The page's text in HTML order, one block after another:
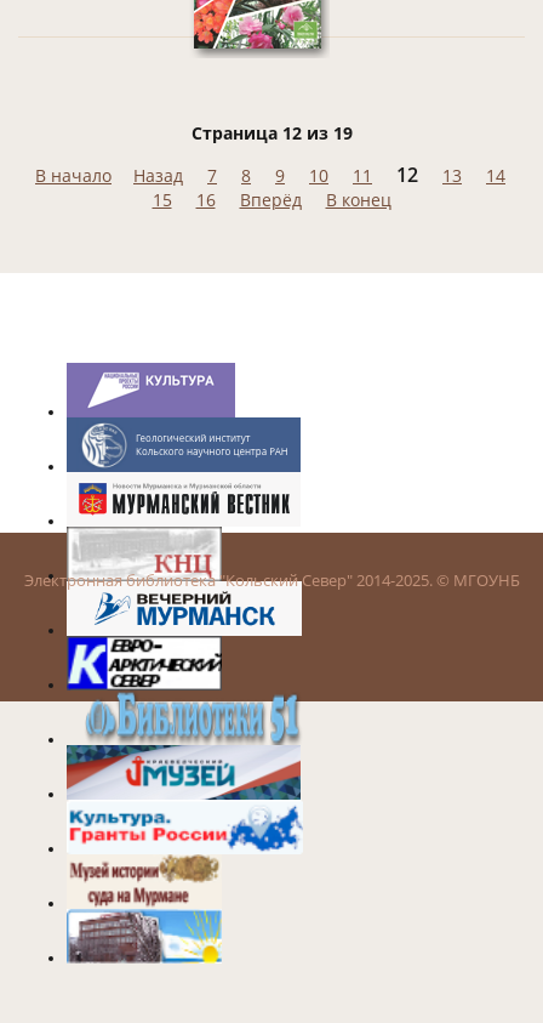
Страница 12 из 19
В начало
Назад 7 8 9 10 11 12 13
14
15
16 Вперёд В конец
Электронная библиотека "Кольский Север" 2014-2025. © МГОУНБ